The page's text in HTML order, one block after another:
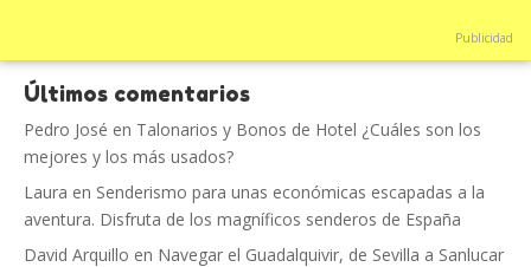
Publicidad
Últimos comentarios
Pedro José en Talonarios y Bonos de Hotel ¿Cuáles son los
mejores y los más usados?
Laura en Senderismo para unas económicas escapadas a la
aventura. Disfruta de los magníficos senderos de España
David Arquillo en Navegar el Guadalquivir, de Sevilla a Sanlucar